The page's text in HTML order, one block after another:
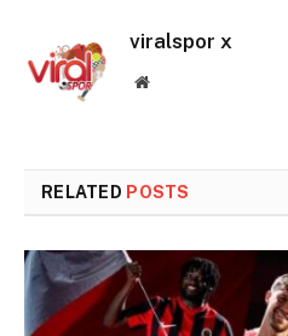
viralspor x
Website
RELATED POSTS